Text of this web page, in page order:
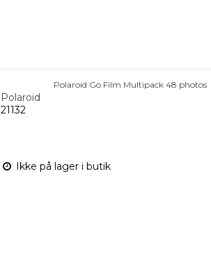
Polaroid Go Film Multipack 48 photos
Polaroid
21132
Ikke på lager i butik